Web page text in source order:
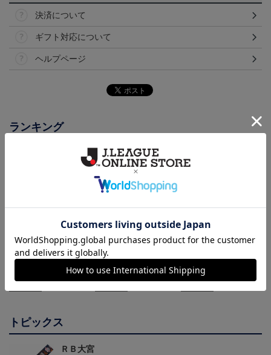
決済について
ギフト対応について
ヘルプページ
ランキング
【選手名・背番号入り】
2026/27オーセンティッ
クユニフォーム（フィー
2026/27オーセンティッ
クユニフォーム（フィー
19,800円
2026/27オーセンティッ
クユニフォーム（フィー
ルド2nd）
19,800円
トピックス
ＲＢ大宮